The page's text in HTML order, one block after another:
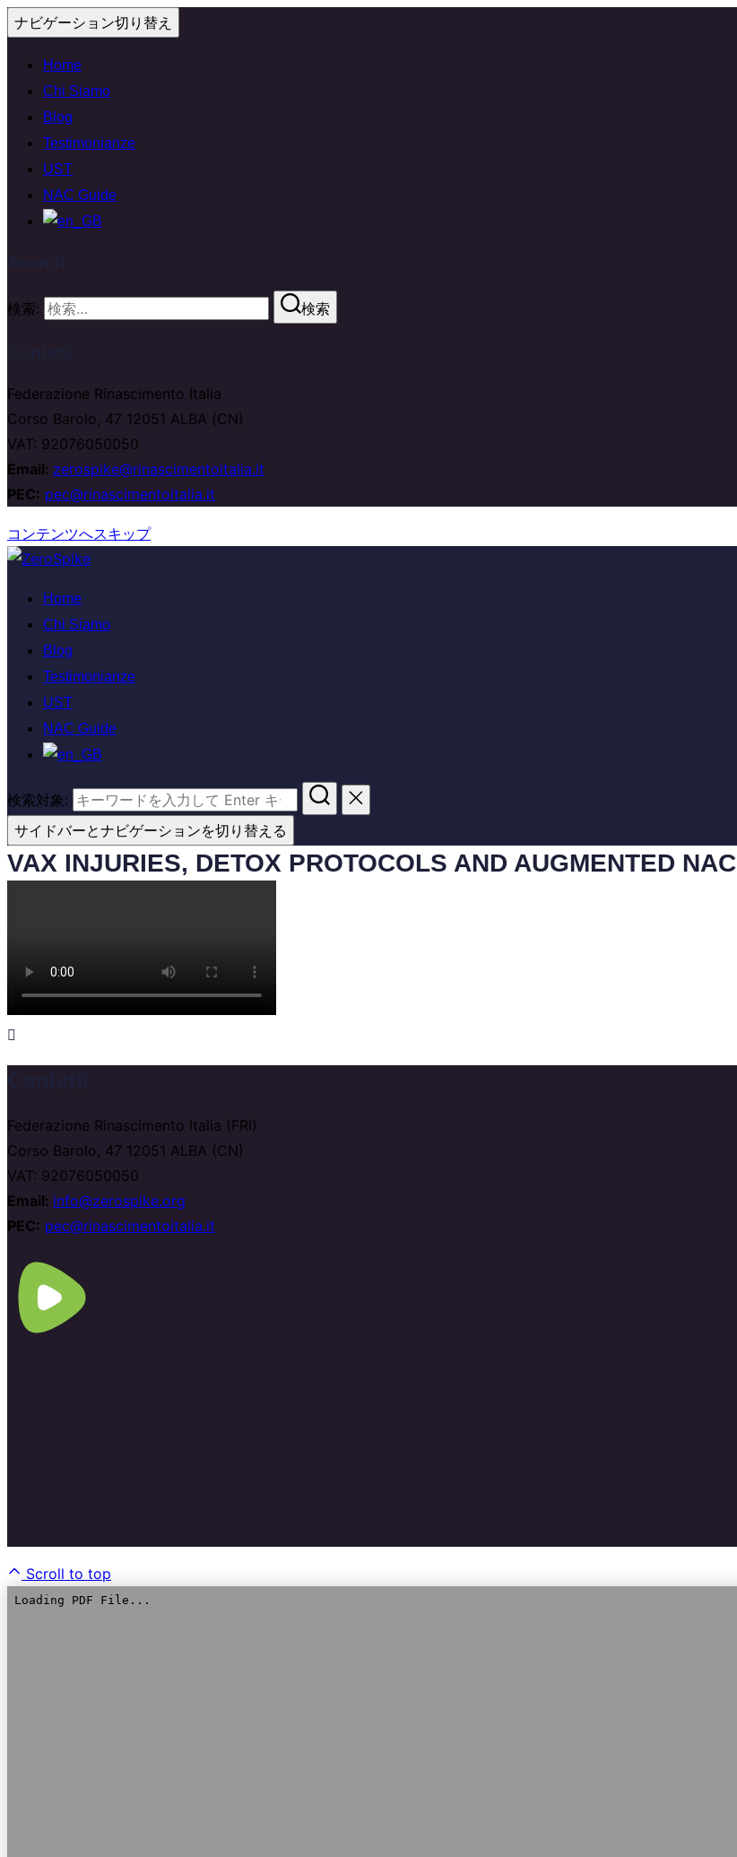
ナビゲーション切り替え
Home
Chi Siamo
Blog
Testimonianze
UST
NAC Guide
検索: 検索
Federazione Rinascimento Italia
Corso Barolo, 47 12051 ALBA (CN)
VAT: 92076050050
Email: zerospike@rinascimentoitalia.it
PEC: pec@rinascimentoitalia.it
コンテンツへスキップ
Home
Chi Siamo
Blog
Testimonianze
UST
NAC Guide
検索対象:
サイドバーとナビゲーションを切り替える
VAX INJURIES, DETOX PROTOCOLS AND AUGMENTED NAC
Federazione Rinascimento Italia (FRI)
Corso Barolo, 47 12051 ALBA (CN)
VAT: 92076050050
Email: info@zerospike.org
PEC: pec@rinascimentoitalia.it
Scroll to top